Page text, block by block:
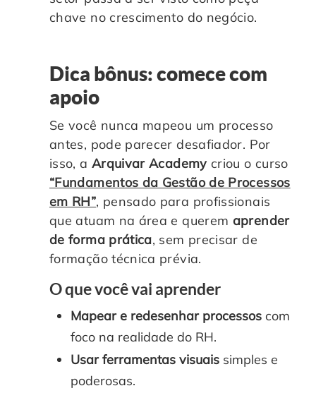
chave no crescimento do negócio.
Dica bônus: comece com
apoio
Se você nunca mapeou um processo
antes, pode parecer desafiador. Por
isso, a Arquivar Academy criou o curso
“Fundamentos da Gestão de Processos
em RH”, pensado para profissionais
que atuam na área e querem aprender
de forma prática, sem precisar de
formação técnica prévia.
O que você vai aprender
Mapear e redesenhar processos com
foco na realidade do RH.
Usar ferramentas visuais simples e
poderosas.